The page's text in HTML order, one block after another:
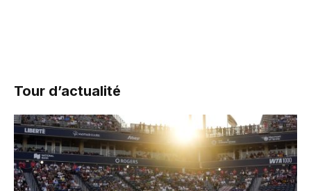
Tour d’actualité